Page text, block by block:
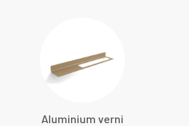
Aluminium verni